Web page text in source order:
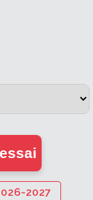
2027